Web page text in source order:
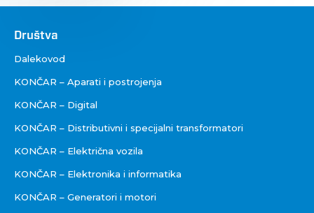
Društva
Društva
Dalekovod
KONČAR – Aparati i postrojenja
KONČAR – Digital
KONČAR – Distributivni i specijalni transformatori
KONČAR – Električna vozila
KONČAR – Elektronika i informatika
KONČAR – Generatori i motori